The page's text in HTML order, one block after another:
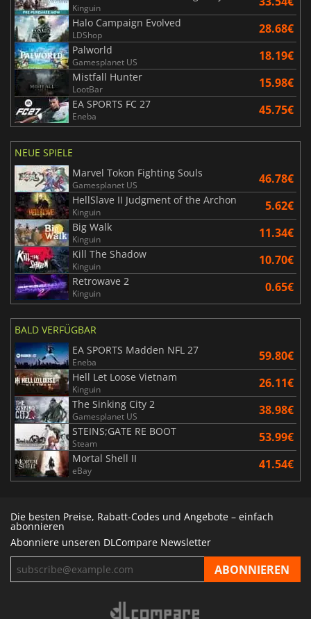
Kinguin
Halo Campaign Evolved
LDShop 28.68€
Palworld
Gamesplanet US 18.19€
Mistfall Hunter
LootBar 15.98€
EA SPORTS FC 27
Eneba 45.75€
NEUE SPIELE
Marvel Tokon Fighting Souls
Gamesplanet US 46.78€
HellSlave II Judgment of the Archon
Kinguin 5.62€
Big Walk
Kinguin 11.34€
Kill The Shadow
Kinguin 10.70€
Retrowave 2
Kinguin 0.65€
BALD VERFÜGBAR
EA SPORTS Madden NFL 27
Eneba 59.80€
Hell Let Loose Vietnam
Kinguin 26.11€
The Sinking City 2
Gamesplanet US 38.98€
STEINS;GATE RE BOOT
Steam 53.99€
Mortal Shell II
eBay 41.54€
Die besten Preise, Rabatt-Codes und Angebote – einfach
abonnieren
Abonniere unseren DLCompare Newsletter